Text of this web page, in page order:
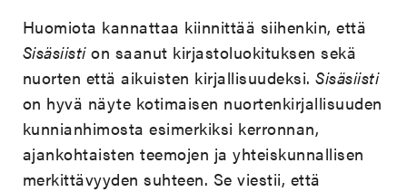
Huomiota kannattaa kiinnittää siihenkin, että
Sisäsiistion saanut kirjastoluokituksen sekä
nuorten että aikuisten kirjallisuudeksi.Sisäsiisti
on hyvä näyte kotimaisen nuortenkirjallisuuden
kunnianhimosta esimerkiksi kerronnan,
ajankohtaisten teemojen ja yhteiskunnallisen
merkittävyyden suhteen. Se viestii, että